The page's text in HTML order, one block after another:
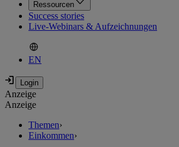
Ressourcen
Success stories
Live-Webinars & Aufzeichnungen
EN
Anzeige
Anzeige
Themen›
Einkommen›